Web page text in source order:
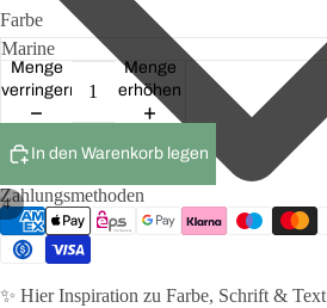
4
Farbe
Menge
verringern
Menge
erhöhen
In den Warenkorb legen
Zahlungsmethoden
✨ Hier Inspiration zu Farbe, Schrift & Text